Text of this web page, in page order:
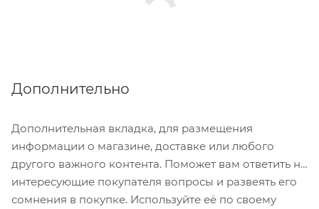
Дополнительно
Дополнительная вкладка, для размещения
информации о магазине, доставке или любого
другого важного контента. Поможет вам ответить на
интересующие покупателя вопросы и развеять его
сомнения в покупке. Используйте её по своему